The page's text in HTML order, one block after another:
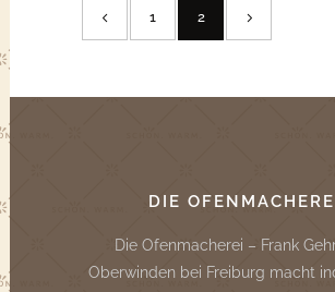
1 2
DIE
Die Ofenmacherei – Frank
Oberwinden bei Freiburg macht